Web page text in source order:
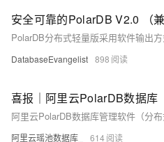
DatabaseEvangelist 898
阿里云瑶池数据库_ 614